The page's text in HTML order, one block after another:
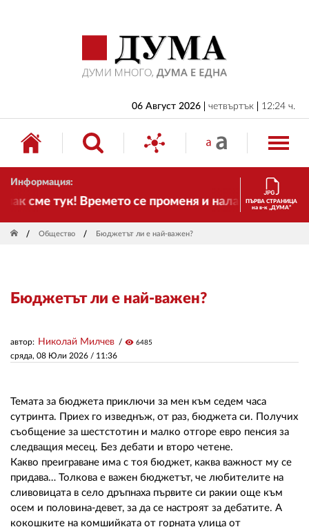
06 Август 2026 четвъртък 12:24 ч.
Информация:
сме тук! Времето се променя и налага
ПЪРВА СТРАНИЦА
на в-к „ДУМА“
Общество Бюджетът ли е най-важен?
Бюджетът ли е най-важен?
сряда, 08 Юли 2026 / 11:36
автор: Николай Милчев visibility 6485
Темата за бюджета приключи за мен към седем часа
сутринта. Приех го изведнъж, от раз, бюджета си. Получих
съобщение за шестстотин и малко отгоре евро пенсия за
следващия месец. Без дебати и второ четене.
Какво преиграване има с тоя бюджет, каква важност му се
придава… Толкова е важен бюджетът, че любителите на
сливовицата в село дръпнаха първите си ракии още към
осем и половина-девет, за да се настроят за дебатите. А
кокошките на комшийката от горната улица от
БЪЛГАРИЯ
ИКОНОМИКА
ИЗБОРИ
СВЯТ
ДРУГИ
ЗА НАС
РЕДАКЦИЯ
КОНТАКТИ
РЕКЛАМА
АБОНАМЕНТ
УСЛОВИЯ ЗА ПОЛЗВАНЕ